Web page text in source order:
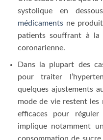
systolique en
médicamentsne produit
patients souffrant à
coronarienne.
Dans la plupart des
pour traiter
quelques ajustements
mode de vie restent les
efficaces pour
implique notamment